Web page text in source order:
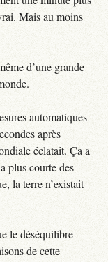
Mais au moins
d’une grande
automatiques
après
éclatait. Ça a
plus courte des
la terre n’existait
le déséquilibre
de cette